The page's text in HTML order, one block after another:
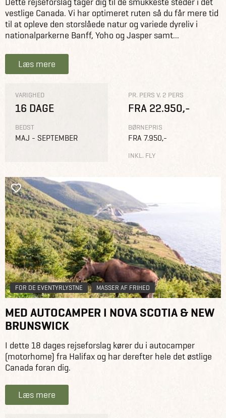
vestlige Canada. Vi har optimeret ruten så du får mere tid
til at opleve den storslåede natur og variede dyreliv i
nationalparkerne Banff, Yoho og Jasper samt...
Læs mere
VARIGHED
16 DAGE
BEDST
MAJ - SEPTEMBER
PR. PERS V. 2 PERS
FRA 22.950,-
BØRNEPRIS
FRA 7.950,-
INKL. FLY
FOR DE EVENTYRLYSTNE MASSER AF FRIHED
MED AUTOCAMPER I NOVA SCOTIA & NEW
BRUNSWICK
I dette 18 dages rejseforslag kører du i autocamper
(motorhome) fra Halifax og har derefter hele det østlige
Canada foran dig.
Læs mere